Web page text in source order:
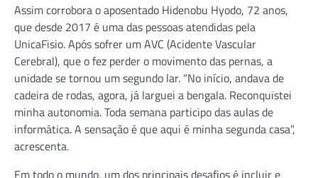
Assim corrobora o aposentado Hidenobu Hyodo, 72 anos,
que desde 2017 é uma das pessoas atendidas pela
UnicaFisio. Após sofrer um AVC (Acidente Vascular
Cerebral), que o fez perder o movimento das pernas, a
unidade se tornou um segundo lar. “No início, andava de
cadeira de rodas, agora, já larguei a bengala. Reconquistei
minha autonomia. Toda semana participo das aulas de
informática. A sensação é que aqui é minha segunda casa”,
acrescenta.
Em todo o mundo, um dos principais desafios é incluir e